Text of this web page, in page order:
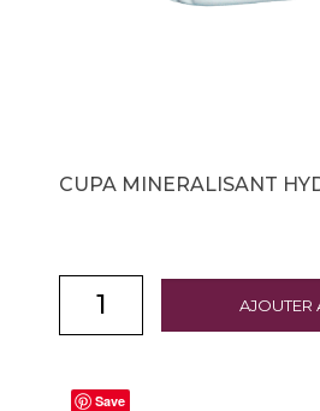
CUPA MINERALISANT
AJOUTER
Save